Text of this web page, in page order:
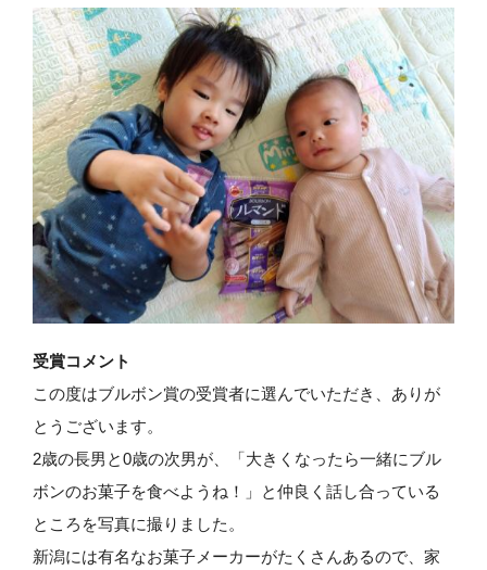
受賞コメント
この度はブルボン賞の受賞者に選んでいただき、ありが
とうございます。
2歳の長男と0歳の次男が、「大きくなったら一緒にブル
ボンのお菓子を食べようね！」と仲良く話し合っている
ところを写真に撮りました。
新潟には有名なお菓子メーカーがたくさんあるので、家